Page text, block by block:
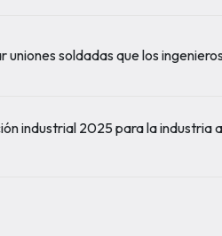
uniones soldadas que los
industrial 2025 para la industria